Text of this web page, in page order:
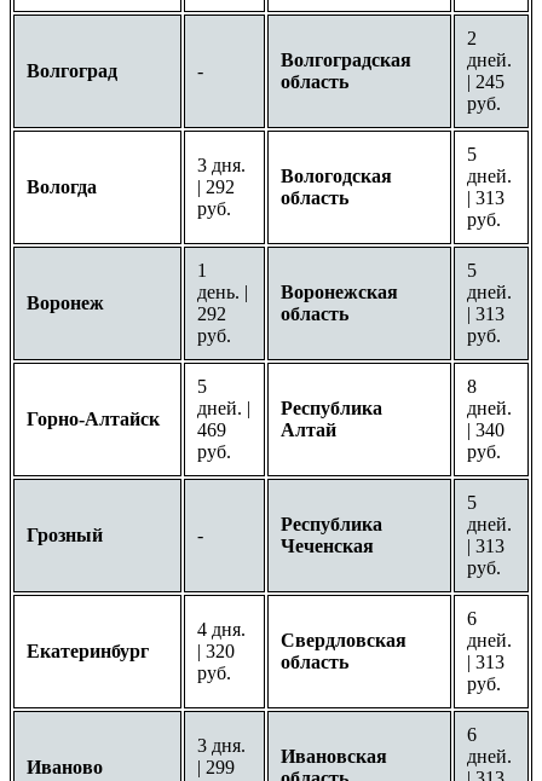
Волгоград -
Волгоградская
область
2
дней.
| 245
руб.
Вологда
3 дня.
| 292
руб.
Вологодская
область
5
дней.
| 313
руб.
Воронеж
1
день. |
292
руб.
Воронежская
область
5
дней.
| 313
руб.
Горно-Алтайск
5
дней. |
469
руб.
Республика
Алтай
8
дней.
| 340
руб.
Грозный -
Республика
Чеченская
5
дней.
| 313
руб.
Екатеринбург
4 дня.
| 320
руб.
Свердловская
область
6
дней.
| 313
руб.
Иваново
3 дня.
| 299
Ивановская
6
дней.